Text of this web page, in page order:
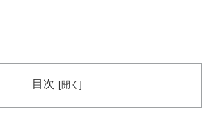
目次